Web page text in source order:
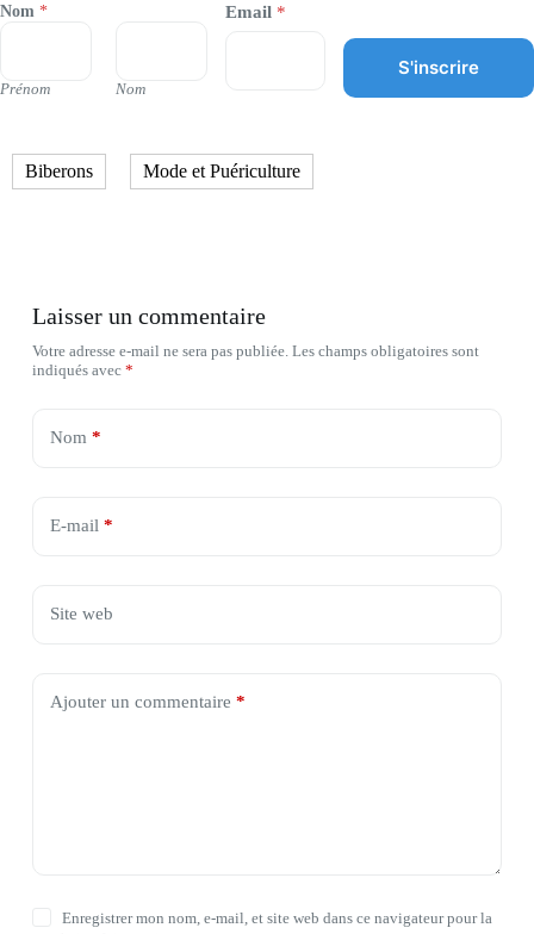
Nom *
Prénom Nom
Email *
S'inscrire
Biberons Mode et Puériculture
Laisser un commentaire
Votre adresse e-mail ne sera pas publiée. Les champs obligatoires sont
indiqués avec *
Nom*
E-mail*
Site web
Ajouter un commentaire *
Enregistrer mon nom, e-mail, et site web dans ce navigateur pour la